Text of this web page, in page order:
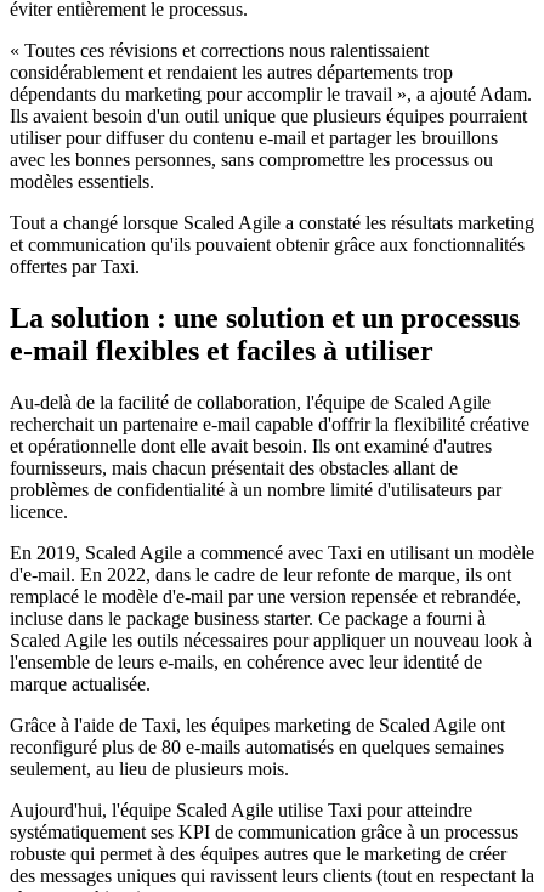
éviter entièrement le processus.
« Toutes ces révisions et corrections nous ralentissaient
considérablement et rendaient les autres départements trop
dépendants du marketing pour accomplir le travail », a ajouté Adam.
Ils avaient besoin d'un outil unique que plusieurs équipes pourraient
utiliser pour diffuser du contenu e-mail et partager les brouillons
avec les bonnes personnes, sans compromettre les processus ou
modèles essentiels.
Tout a changé lorsque Scaled Agile a constaté les résultats marketing
et communication qu'ils pouvaient obtenir grâce aux fonctionnalités
offertes par Taxi.
La solution : une solution et un processus
e-mail flexibles et faciles à utiliser
Au-delà de la facilité de collaboration, l'équipe de Scaled Agile
recherchait un partenaire e-mail capable d'offrir la flexibilité créative
et opérationnelle dont elle avait besoin. Ils ont examiné d'autres
fournisseurs, mais chacun présentait des obstacles allant de
problèmes de confidentialité à un nombre limité d'utilisateurs par
licence.
En 2019, Scaled Agile a commencé avec Taxi en utilisant un modèle
d'e-mail. En 2022, dans le cadre de leur refonte de marque, ils ont
remplacé le modèle d'e-mail par une version repensée et rebrandée,
incluse dans le package business starter. Ce package a fourni à
Scaled Agile les outils nécessaires pour appliquer un nouveau look à
l'ensemble de leurs e-mails, en cohérence avec leur identité de
marque actualisée.
Grâce à l'aide de Taxi, les équipes marketing de Scaled Agile ont
reconfiguré plus de 80 e-mails automatisés en quelques semaines
seulement, au lieu de plusieurs mois.
Aujourd'hui, l'équipe Scaled Agile utilise Taxi pour atteindre
systématiquement ses KPI de communication grâce à un processus
robuste qui permet à des équipes autres que le marketing de créer
des messages uniques qui ravissent leurs clients (tout en respectant la